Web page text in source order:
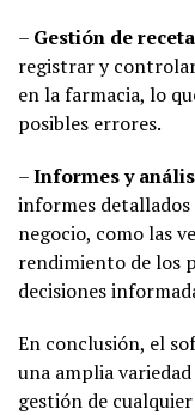
– Gestión de
registrar y
en la farmacia, lo
posibles errores.
–Informes y
informes
negocio, como las
rendimiento de los
decisiones
En conclusión, el
una amplia
gestión de